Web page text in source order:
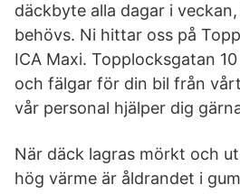
däckbyte alla dagar i
behövs. Ni hittar oss på
ICA Maxi. Topplocksgatan
och fälgar för din bil från
vår personal hjälper dig
När däck lagras mörkt och
hög värme är åldrandet i